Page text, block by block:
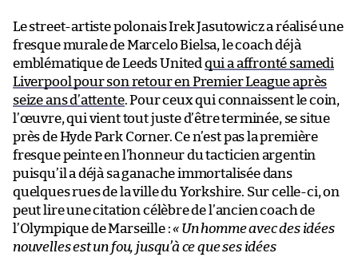
Le street-artiste polonais Irek Jasutowicz a réalisé une
fresque murale de Marcelo Bielsa, le coach déjà
emblématique de Leeds United qui a affronté samedi
Liverpool pour son retour en Premier League après
seize ans d’attente. Pour ceux qui connaissent le coin,
l’œuvre, qui vient tout juste d’être terminée, se situe
près de Hyde Park Corner. Ce n’est pas la première
fresque peinte en l’honneur du tacticien argentin
puisqu’il a déjà sa ganache immortalisée dans
quelques rues de la ville du Yorkshire. Sur celle-ci, on
peut lire une citation célèbre de l’ancien coach de
l’Olympique de Marseille :« Un homme avec des idées
nouvelles est un fou, jusqu’à ce que ses idées